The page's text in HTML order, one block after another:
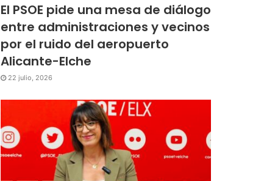
El PSOE pide una mesa de diálogo
entre administraciones y vecinos
por el ruido del aeropuerto
Alicante-Elche
22 julio, 2026